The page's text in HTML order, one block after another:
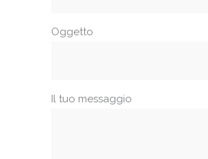
Oggetto
Il tuo messaggio